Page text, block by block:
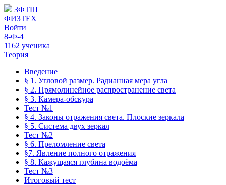
ЗФТШ
ФИЗТЕХ
Войти
8-Ф-4
1162 ученика
Теория
Введение
§ 1. Угловой размер. Радианная мера угла
§ 2. Прямолинейное распространение света
§ 3. Камера-обскура
Тест №1
§ 4. Законы отражения света. Плоские зеркала
§ 5. Система двух зеркал
Тест №2
§ 6. Преломление света
§7. Явление полного отражения
§ 8. Кажущаяся глубина водоёма
Тест №3
Итоговый тест